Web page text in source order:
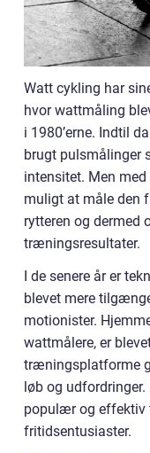
Watt cykling har
hvor wattmåling
i 1980’erne. Indtil
brugt pulsmålinger
intensitet. Men
muligt at måle den
rytteren og dermed
træningsresultater.
I de senere år er
blevet mere
motionister.
wattmålere, er
træningsplatforme
løb og
populær og effektiv
fritidsentusiaster.